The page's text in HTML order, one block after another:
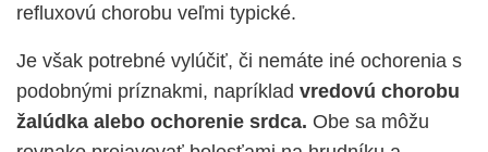
refluxovú chorobu veľmi typické.
Je však potrebné vylúčiť, či nemáte iné ochorenia s
podobnými príznakmi, napríklad vredovú chorobu
žalúdka alebo ochorenie srdca. Obe sa môžu